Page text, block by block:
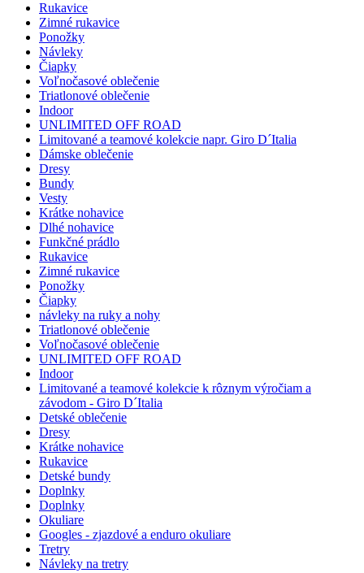
Rukavice
Zimné rukavice
Ponožky
Návleky
Čiapky
Voľnočasové oblečenie
Triatlonové oblečenie
Indoor
UNLIMITED OFF ROAD
Limitované a teamové kolekcie napr. Giro D´Italia
Dámske oblečenie
Dresy
Bundy
Vesty
Krátke nohavice
Dlhé nohavice
Funkčné prádlo
Rukavice
Zimné rukavice
Ponožky
Čiapky
návleky na ruky a nohy
Triatlonové oblečenie
Voľnočasové oblečenie
UNLIMITED OFF ROAD
Indoor
Limitované a teamové kolekcie k rôznym výročiam a
závodom - Giro D´Italia
Detské oblečenie
Dresy
Krátke nohavice
Rukavice
Detské bundy
Doplnky
Doplnky
Okuliare
Googles - zjazdové a enduro okuliare
Tretry
Návleky na tretry